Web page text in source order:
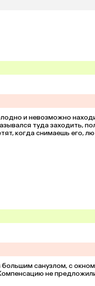
и невозможно
туда заходить,
когда снимаешь его,
санузлом, с
не